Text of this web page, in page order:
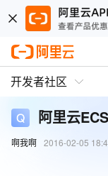
开发者社区
阿里云
啊我啊 2016-02-05